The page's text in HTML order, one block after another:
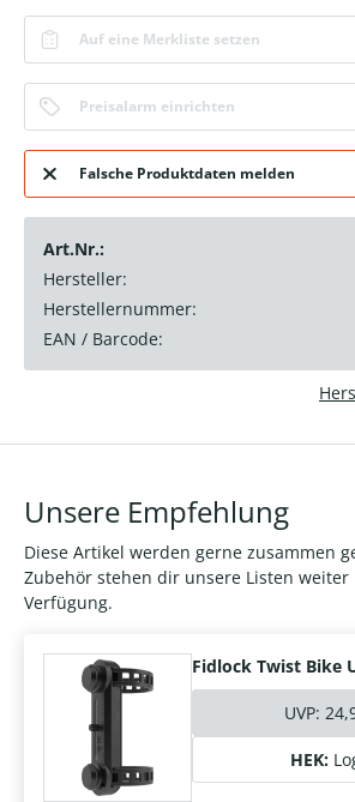
Auf eine Merkliste setzen
Preisalarm einrichten
Falsche Produktdaten melden
Art.Nr.:
Hersteller:
Herstellernummer:
EAN / Barcode:
Unsere Empfehlung
Diese Artikel werden gerne zusammen
Zubehör stehen dir unsere Listen
Verfügung.
Fidlock Twist Bike
UVP:
HEK: